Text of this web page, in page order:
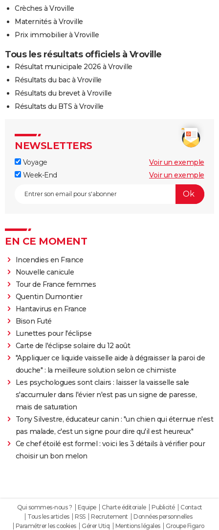
Crèches à Vroville
Maternités à Vroville
Prix immobilier à Vroville
Tous les résultats officiels à Vroville
Résultat municipale 2026 à Vroville
Résultats du bac à Vroville
Résultats du brevet à Vroville
Résultats du BTS à Vroville
NEWSLETTERS
Voyage
Voir un exemple
Week-End
Voir un exemple
EN CE MOMENT
Incendies en France
Nouvelle canicule
Tour de France femmes
Quentin Dumontier
Hantavirus en France
Bison Futé
Lunettes pour l'éclipse
Carte de l'éclipse solaire du 12 août
"Appliquer ce liquide vaisselle aide à dégraisser la paroi de
douche" : la meilleure solution selon ce chimiste
Les psychologues sont clairs : laisser la vaisselle sale
s'accumuler dans l'évier n'est pas un signe de paresse,
mais de saturation
Tony Silvestre, éducateur canin : "un chien qui éternue n'est
pas malade, c'est un signe pour dire qu'il est heureux"
Ce chef étoilé est formel : voici les 3 détails à vérifier pour
choisir un bon melon
Qui sommes-nous ? Equipe Charte éditoriale Publicité
Contact
Tous les articles
RSS Recrutement
Données personnelles
Paramétrer les cookies
Gérer Utiq Mentions légales Groupe Figaro